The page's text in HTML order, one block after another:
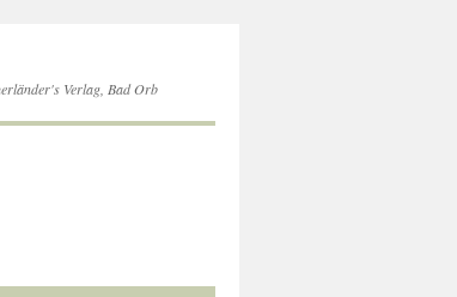
Verlag, Bad Orb